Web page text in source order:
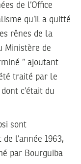
de l’Office
qu’il a quitté
rênes de la
Ministère de
” ajoutant
traité par le
c’était du
sont
l’année 1963,
par Bourguiba